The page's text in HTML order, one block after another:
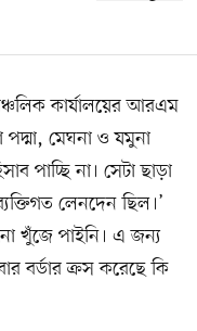
কার্যালয়ের আরএম
মেঘনা ও যমুনা
পাচ্ছি না। সেটা ছাড়া
লেনদেন ছিল।’
খুঁজে পাইনি। এ জন্য
বর্ডার ক্রস করেছে কি